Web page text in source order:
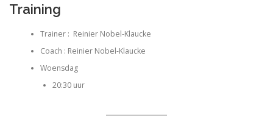
Training
Trainer : Reinier Nobel-Klaucke
Coach : Reinier Nobel-Klaucke
Woensdag
20:30 uur